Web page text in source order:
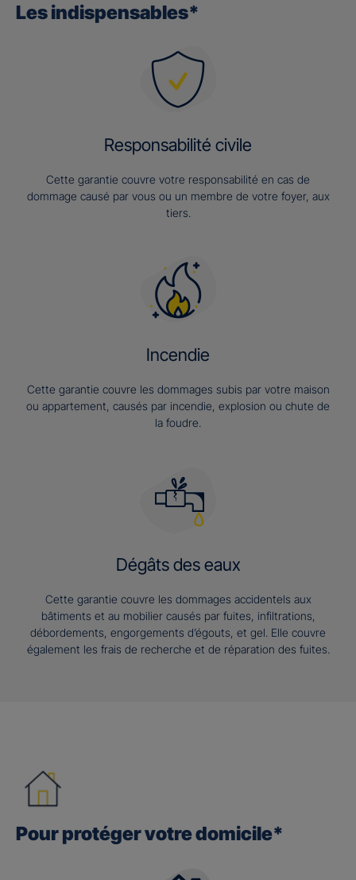
Les indispensables*
Responsabilité civile
Cette garantie couvre votre responsabilité en cas de
dommage causé par vous ou un membre de votre foyer, aux
tiers.
Incendie
Cette garantie couvre les dommages subis par votre maison
ou appartement, causés par incendie, explosion ou chute de
la foudre.
Dégâts des eaux
Cette garantie couvre les dommages accidentels aux
bâtiments et au mobilier causés par fuites, infiltrations,
débordements, engorgements d’égouts, et gel. Elle couvre
également les frais de recherche et de réparation des fuites.
Pour protéger votre domicile*